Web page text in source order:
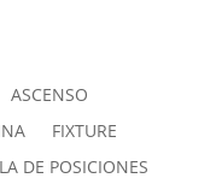
ASCENSO
FIXTURE
DE POSICIONES